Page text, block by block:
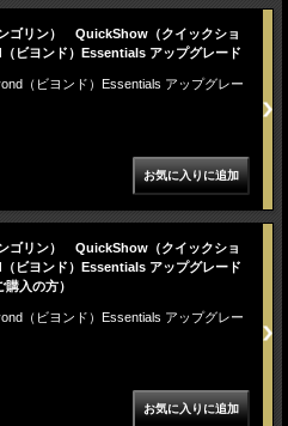
ゴリン） QuickShow（クイックショ
ビヨンド）Essentials アップグレード
（ビヨンド）Essentials アップグレー
ゴリン） QuickShow（クイックショ
ビヨンド）Essentials アップグレード
購入の方）
（ビヨンド）Essentials アップグレー